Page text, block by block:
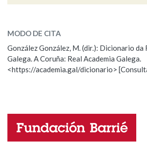
Nas definicións
Nos exemplos
ESCOLLE UNHA OPCIÓN:
Observación Hai un erro na
Propoño mellorar a definición
Nome
MODO DE CITA
González González, M. (dir.): Dicionario da
Galega. A Coruña: Real Academia Galega.
<https://academia.gal/dicionario>